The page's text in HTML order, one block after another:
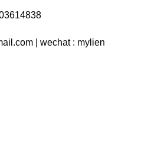
| wechat : mylien